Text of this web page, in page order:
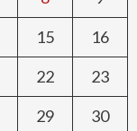
15
16
22
23
29
30